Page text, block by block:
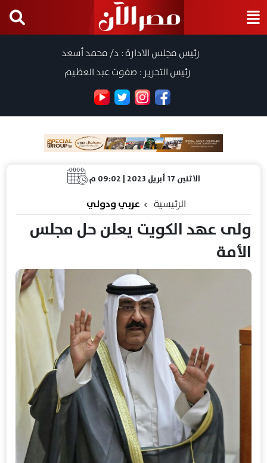
رئيس مجلس الادارة : د/ محمد أسعد
رئيس التحرير : صفوت عبد العظيم
الاثنين 17 أبريل 2023 | 09:02 م
الرئيسية عربي ودولي
ولى عهد الكويت يعلن حل مجلس
الأمة